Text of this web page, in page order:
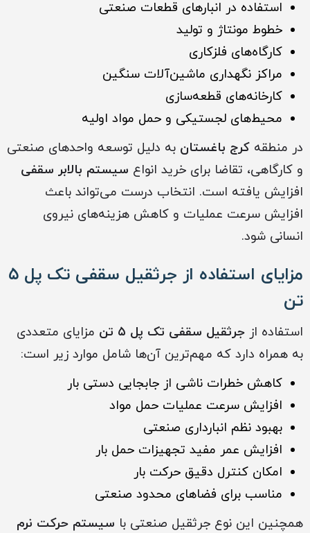
استفاده در انبارهای قطعات صنعتی
خطوط مونتاژ و تولید
کارگاه‌های فلزکاری
مراکز نگهداری ماشین‌آلات سنگین
کارخانه‌های قطعه‌سازی
محیط‌های لجستیکی و حمل مواد اولیه
در منطقه کرج باغستان به دلیل توسعه واحدهای صنعتی
و کارگاهی، تقاضا برای خرید انواع سیستم بالابر سقفی
افزایش یافته است. انتخاب درست می‌تواند باعث
افزایش سرعت عملیات و کاهش هزینه‌های نیروی
انسانی شود.
مزایای استفاده از جرثقیل سقفی تک پل ۵
تن
استفاده از جرثقیل سقفی تک پل ۵ تن
مزایای متعددی
به همراه دارد که مهم‌ترین آن‌ها شامل موارد زیر است:
کاهش خطرات ناشی از جابجایی دستی بار
افزایش سرعت عملیات حمل مواد
بهبود نظم انبارداری صنعتی
افزایش عمر مفید تجهیزات حمل بار
امکان کنترل دقیق حرکت بار
مناسب برای فضاهای محدود صنعتی
همچنین این نوع جرثقیل صنعتی با سیستم حرکت نرم